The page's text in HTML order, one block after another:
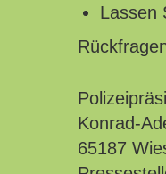
Lassen
Konrad-
65187